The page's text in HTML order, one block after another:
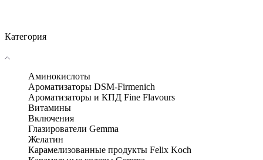
Категория
Аминокислоты
Ароматизаторы DSM-Firmenich
Ароматизаторы и КПД Fine Flavours
Витамины
Включения
Глазирователи Gemma
Желатин
Карамелизованные продукты Felix Koch